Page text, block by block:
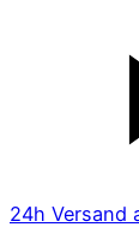
24h Versand